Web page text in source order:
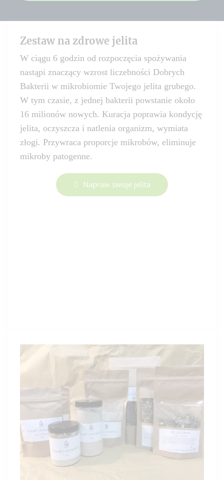
Zestaw na zdrowe jelita
W ciągu 6 godzin od rozpoczęcia spożywania
nastąpi znaczący wzrost liczebności Dobrych
Bakterii w mikrobiomie Twojego jelita grubego.
W tym czasie, z jednej bakterii powstanie około
16 milionów nowych. Kuracja poprawia kondycję
jelita, oczyszcza i natlenia organizm, wymiata
złogi. Przywraca proporcje mikrobów, eliminuje
mikroby patogenne.
Napraw swoje jelita